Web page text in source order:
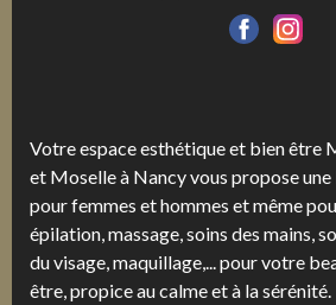
Votre espace esthétique et bien être
et Moselle à Nancy vous propose
pour femmes et hommes et même
épilation, massage, soins des mains,
du visage, maquillage,... pour votre
être, propice au calme et à la sérénité.